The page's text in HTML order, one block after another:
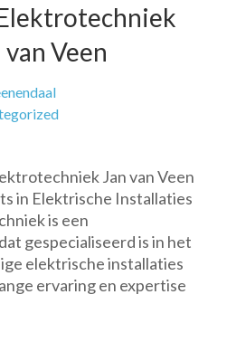
Veen
Jan van Veen
in Elektrische Installaties
is een
gespecialiseerd is in het
elektrische installaties
ervaring en expertise